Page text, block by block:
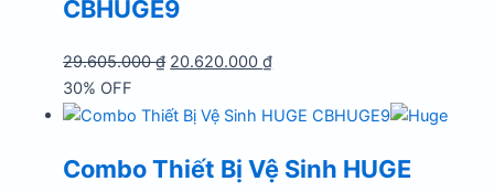
CBHUGE9
29.605.000₫ Giá
là:
20.620.000₫Giá
tại
20.620.000 ₫.
30% OFF
Combo Thiết Bị Vệ Sinh HUGE